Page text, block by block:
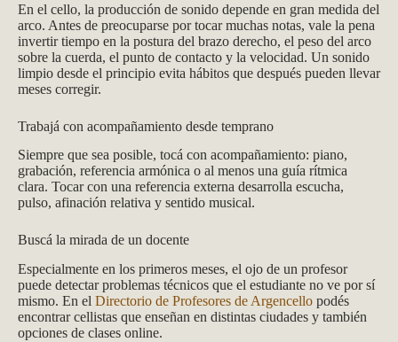
En el cello, la producción de sonido depende en gran medida del
arco. Antes de preocuparse por tocar muchas notas, vale la pena
invertir tiempo en la postura del brazo derecho, el peso del arco
sobre la cuerda, el punto de contacto y la velocidad. Un sonido
limpio desde el principio evita hábitos que después pueden llevar
meses corregir.
Trabajá con acompañamiento desde temprano
Siempre que sea posible, tocá con acompañamiento: piano,
grabación, referencia armónica o al menos una guía rítmica
clara. Tocar con una referencia externa desarrolla escucha,
pulso, afinación relativa y sentido musical.
Buscá la mirada de un docente
Especialmente en los primeros meses, el ojo de un profesor
puede detectar problemas técnicos que el estudiante no ve por sí
mismo. En el Directorio de Profesores de Argencello podés
encontrar cellistas que enseñan en distintas ciudades y también
opciones de clases online.